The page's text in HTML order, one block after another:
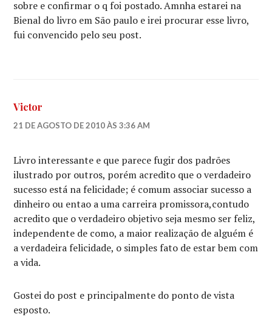
sobre e confirmar o q foi postado. Amnha estarei na
Bienal do livro em São paulo e irei procurar esse livro,
fui convencido pelo seu post.
Victor
21 DE AGOSTO DE 2010 ÀS 3:36 AM
Livro interessante e que parece fugir dos padrões
ilustrado por outros, porém acredito que o verdadeiro
sucesso está na felicidade; é comum associar sucesso a
dinheiro ou entao a uma carreira promissora,contudo
acredito que o verdadeiro objetivo seja mesmo ser feliz,
independente de como, a maior realização de alguém é
a verdadeira felicidade, o simples fato de estar bem com
a vida.
Gostei do post e principalmente do ponto de vista
esposto.